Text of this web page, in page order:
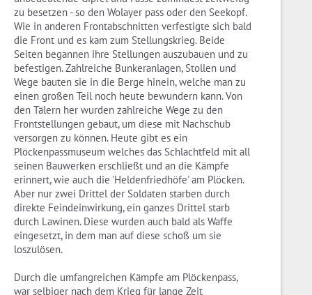
zu besetzen - so den Wolayer pass oder den Seekopf.
Wie in anderen Frontabschnitten verfestigte sich bald
die Front und es kam zum Stellungskrieg. Beide
Seiten begannen ihre Stellungen auszubauen und zu
befestigen. Zahlreiche Bunkeranlagen, Stollen und
Wege bauten sie in die Berge hinein, welche man zu
einen großen Teil noch heute bewundern kann. Von
den Tälern her wurden zahlreiche Wege zu den
Frontstellungen gebaut, um diese mit Nachschub
versorgen zu können. Heute gibt es ein
Plöckenpassmuseum welches das Schlachtfeld mit all
seinen Bauwerken erschließt und an die Kämpfe
erinnert, wie auch die 'Heldenfriedhöfe' am Plöcken.
Aber nur zwei Drittel der Soldaten starben durch
direkte Feindeinwirkung, ein ganzes Drittel starb
durch Lawinen. Diese wurden auch bald als Waffe
eingesetzt, in dem man auf diese schoß um sie
loszulösen.
Durch die umfangreichen Kämpfe am Plöckenpass,
war selbiger nach dem Krieg für lange Zeit